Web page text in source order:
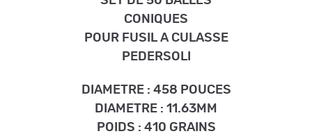
CONIQUES
POUR FUSIL A CULASSE
PEDERSOLI
DIAMETRE : 458 POUCES
DIAMETRE : 11.63MM
POIDS : 410 GRAINS